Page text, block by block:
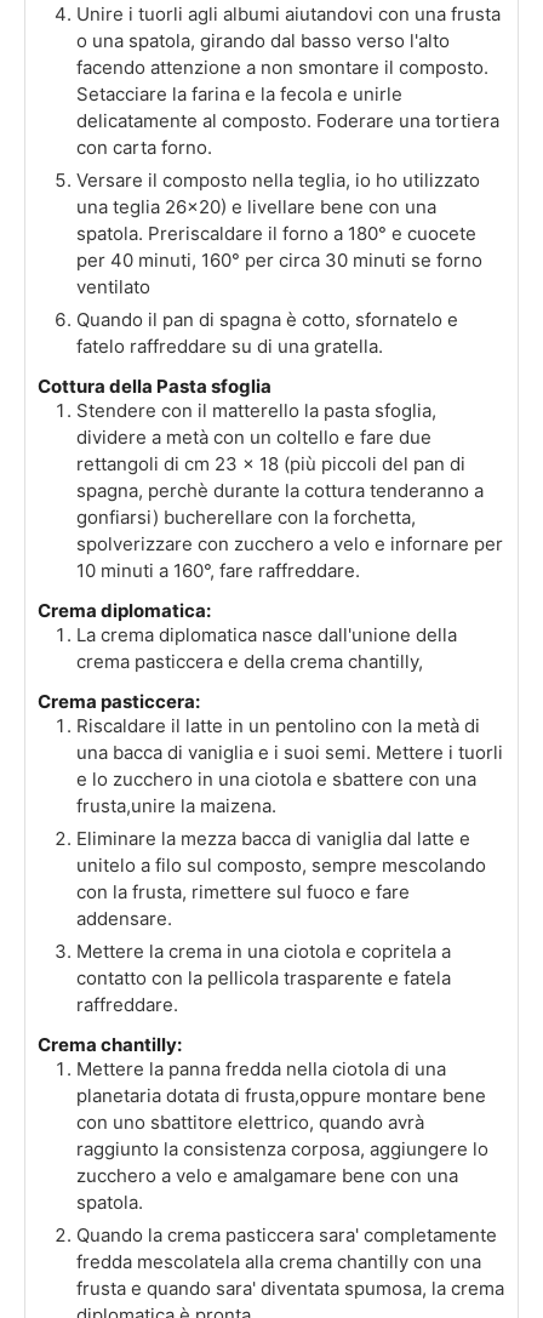
Unire i tuorli agli albumi aiutandovi con una frusta
o una spatola, girando dal basso verso l'alto
facendo attenzione a non smontare il composto.
Setacciare la farina e la fecola e unirle
delicatamente al composto. Foderare una tortiera
con carta forno.
Versare il composto nella teglia, io ho utilizzato
una teglia 26x20) e livellare bene con una
spatola. Preriscaldare il forno a 180° e cuocete
per 40 minuti, 160° per circa 30 minuti se forno
ventilato
Quando il pan di spagna è cotto, sfornatelo e
fatelo raffreddare su di una gratella.
Cottura della Pasta sfoglia
Stendere con il matterello la pasta sfoglia,
dividere a metà con un coltello e fare due
rettangoli di cm 23 x 18 (più piccoli del pan di
spagna, perchè durante la cottura tenderanno a
gonfiarsi) bucherellare con la forchetta,
spolverizzare con zucchero a velo e infornare per
10 minuti a 160°, fare raffreddare.
Crema diplomatica:
La crema diplomatica nasce dall'unione della
crema pasticcera e della crema chantilly,
Crema pasticcera:
Riscaldare il latte in un pentolino con la metà di
una bacca di vaniglia e i suoi semi. Mettere i tuorli
e lo zucchero in una ciotola e sbattere con una
frusta,unire la maizena.
Eliminare la mezza bacca di vaniglia dal latte e
unitelo a filo sul composto, sempre mescolando
con la frusta, rimettere sul fuoco e fare
addensare.
Mettere la crema in una ciotola e copritela a
contatto con la pellicola trasparente e fatela
raffreddare.
Crema chantilly:
Mettere la panna fredda nella ciotola di una
planetaria dotata di frusta,oppure montare bene
con uno sbattitore elettrico, quando avrà
raggiunto la consistenza corposa, aggiungere lo
zucchero a velo e amalgamare bene con una
spatola.
Quando la crema pasticcera sara' completamente
fredda mescolatela alla crema chantilly con una
frusta e quando sara' diventata spumosa, la crema